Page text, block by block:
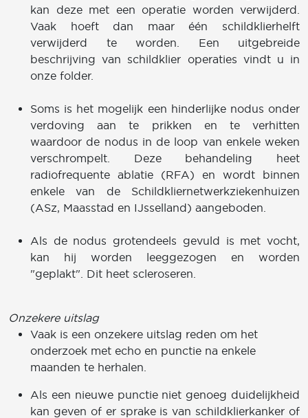
kan deze met een operatie worden verwijderd.
Vaak hoeft dan maar één schildklierhelft
verwijderd te worden. Een uitgebreide
beschrijving van schildklier operaties vindt u in
onze folder.
Soms is het mogelijk een hinderlijke nodus onder
verdoving aan te prikken en te verhitten
waardoor de nodus in de loop van enkele weken
verschrompelt. Deze behandeling heet
radiofrequente ablatie (RFA) en wordt binnen
enkele van de Schildkliernetwerkziekenhuizen
(ASz, Maasstad en IJsselland) aangeboden.
Als de nodus grotendeels gevuld is met vocht,
kan hij worden leeggezogen en worden
"geplakt". Dit heet scleroseren.
Onzekere uitslag
Vaak is een onzekere uitslag reden om het
onderzoek met echo en punctie na enkele
maanden te herhalen.
Als een nieuwe punctie niet genoeg duidelijkheid
kan geven of er sprake is van schildklierkanker of